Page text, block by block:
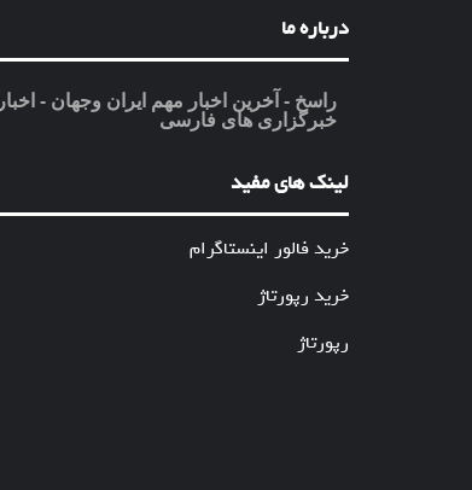
درباره ما
راسخ - آخرین اخبار مهم ایران وجهان - اخبار
خبرگزاری های فارسی
لینک های مفید
خرید فالور اینستاگرام
خرید رپورتاژ
رپورتاژ